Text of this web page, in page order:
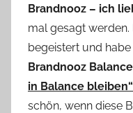
Brandnooz – ich
mal gesagt
begeistert und
Brandnooz
in Balance bleiben“
schön, wenn diese